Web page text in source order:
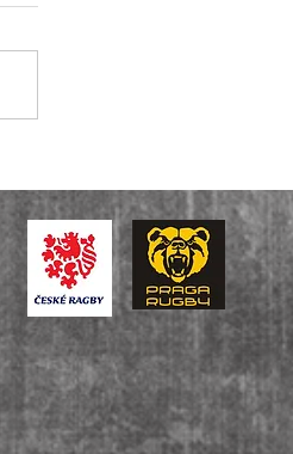
lize.